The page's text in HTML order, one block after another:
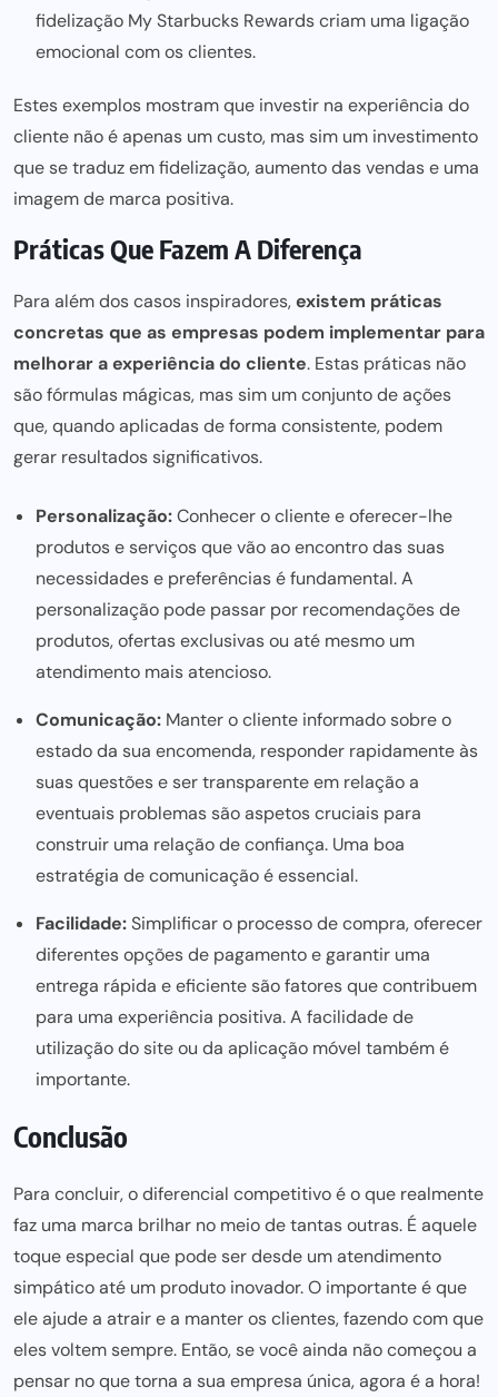
fidelização MyStarbucks Rewardscriam uma ligação
emocional com os clientes.
Estes exemplos mostram que investir na experiência do
cliente não é apenas um custo, mas sim um investimento
que se traduz em fidelização, aumento das vendas e uma
imagem de marca positiva.
Práticas Que Fazem A Diferença
Para além dos casos inspiradores,existem práticas
concretas que as empresas podem implementar para
melhorar a experiência do cliente. Estas práticas não
são fórmulas mágicas, mas sim um conjunto de ações
que,quando aplicadasde forma consistente, podem
gerar resultados significativos.
Personalização:Conhecer o cliente e oferecer-lhe
produtos e serviços que vão ao encontro das suas
necessidades e preferências é fundamental. A
personalização pode passar por recomendações de
produtos, ofertas exclusivas ou até mesmo um
atendimento mais atencioso.
Comunicação: Manter o cliente informado sobre o
estado da sua encomenda, responder rapidamente às
suas questões e ser transparente em relação a
eventuais problemas são aspetos cruciais para
construir uma relação de confiança. Uma boa
estratégia de comunicaçãoé essencial.
Facilidade:Simplificar o processo de compra, oferecer
diferentes opções de pagamento e garantir uma
entrega rápida e eficiente são fatores que contribuem
para uma experiência positiva. A facilidade de
utilização do site ou da aplicação móvel também é
importante.
Conclusão
Para concluir, o diferencial competitivo é o que realmente
faz uma marca brilhar no meio de tantas outras. É aquele
toque especial que pode serdesde um atendimento
simpático até um produto inovador. O importante é que
ele ajude a atrair e a manter os clientes,fazendo com que
eles voltem sempre. Então, se vocêainda não começou a
pensar no que torna a sua empresa única, agora é a hora!